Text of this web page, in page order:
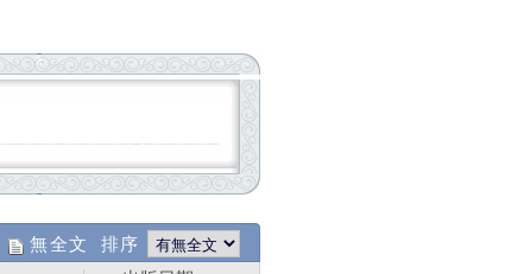
無全文 排序